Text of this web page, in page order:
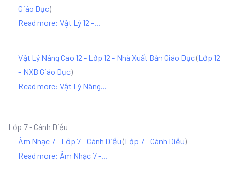
Giáo Dục)
Read more: Vật Lý 12 -...
Vật Lý Nâng Cao 12 - Lớp 12 - Nhà Xuất Bản Giáo Dục(Lớp 12
- NXB Giáo Dục)
Read more: Vật Lý Nâng...
Lớp 7 - Cánh Diều
Âm Nhạc 7 - Lớp 7 - Cánh Diều (Lớp 7 - Cánh Diều)
Read more: Âm Nhạc 7 -...